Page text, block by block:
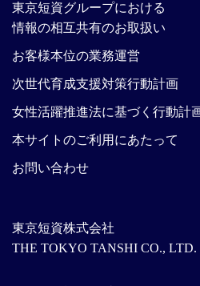
東京短資株式会社
THE TOKYO TANSHI CO., LTD.
東京短資グループにおける
情報の相互共有のお取扱い
お客様本位の業務運営
次世代育成支援対策行動計画
女性活躍推進法に基づく行動計
本サイトのご利用にあたって
お問い合わせ